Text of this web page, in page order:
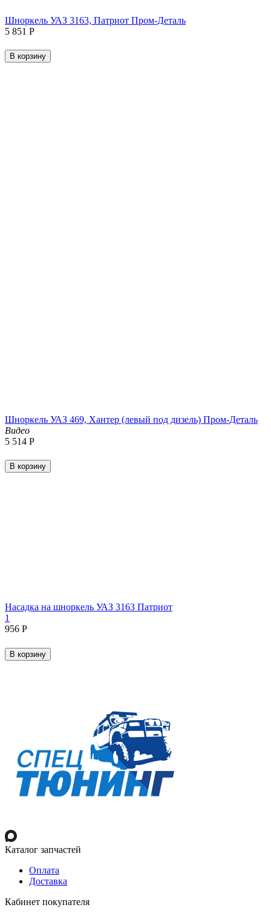
Шноркель УАЗ 3163, Патриот Пром-Деталь
5 851 Р
В корзину
Шноркель УАЗ 469, Хантер (левый под дизель) Пром-Деталь
Видео
5 514 Р
В корзину
Насадка на шноркель УАЗ 3163 Патриот
1
‍956‍ Р
В корзину
Каталог запчастей
Оплата
Доставка
Кабинет покупателя